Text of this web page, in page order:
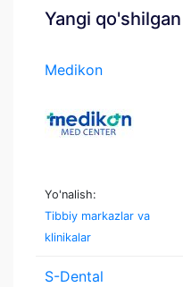
Yangi
Medikon
Yo'nalish:
Tibbiy markazlar va
klinikalar
S-Dental